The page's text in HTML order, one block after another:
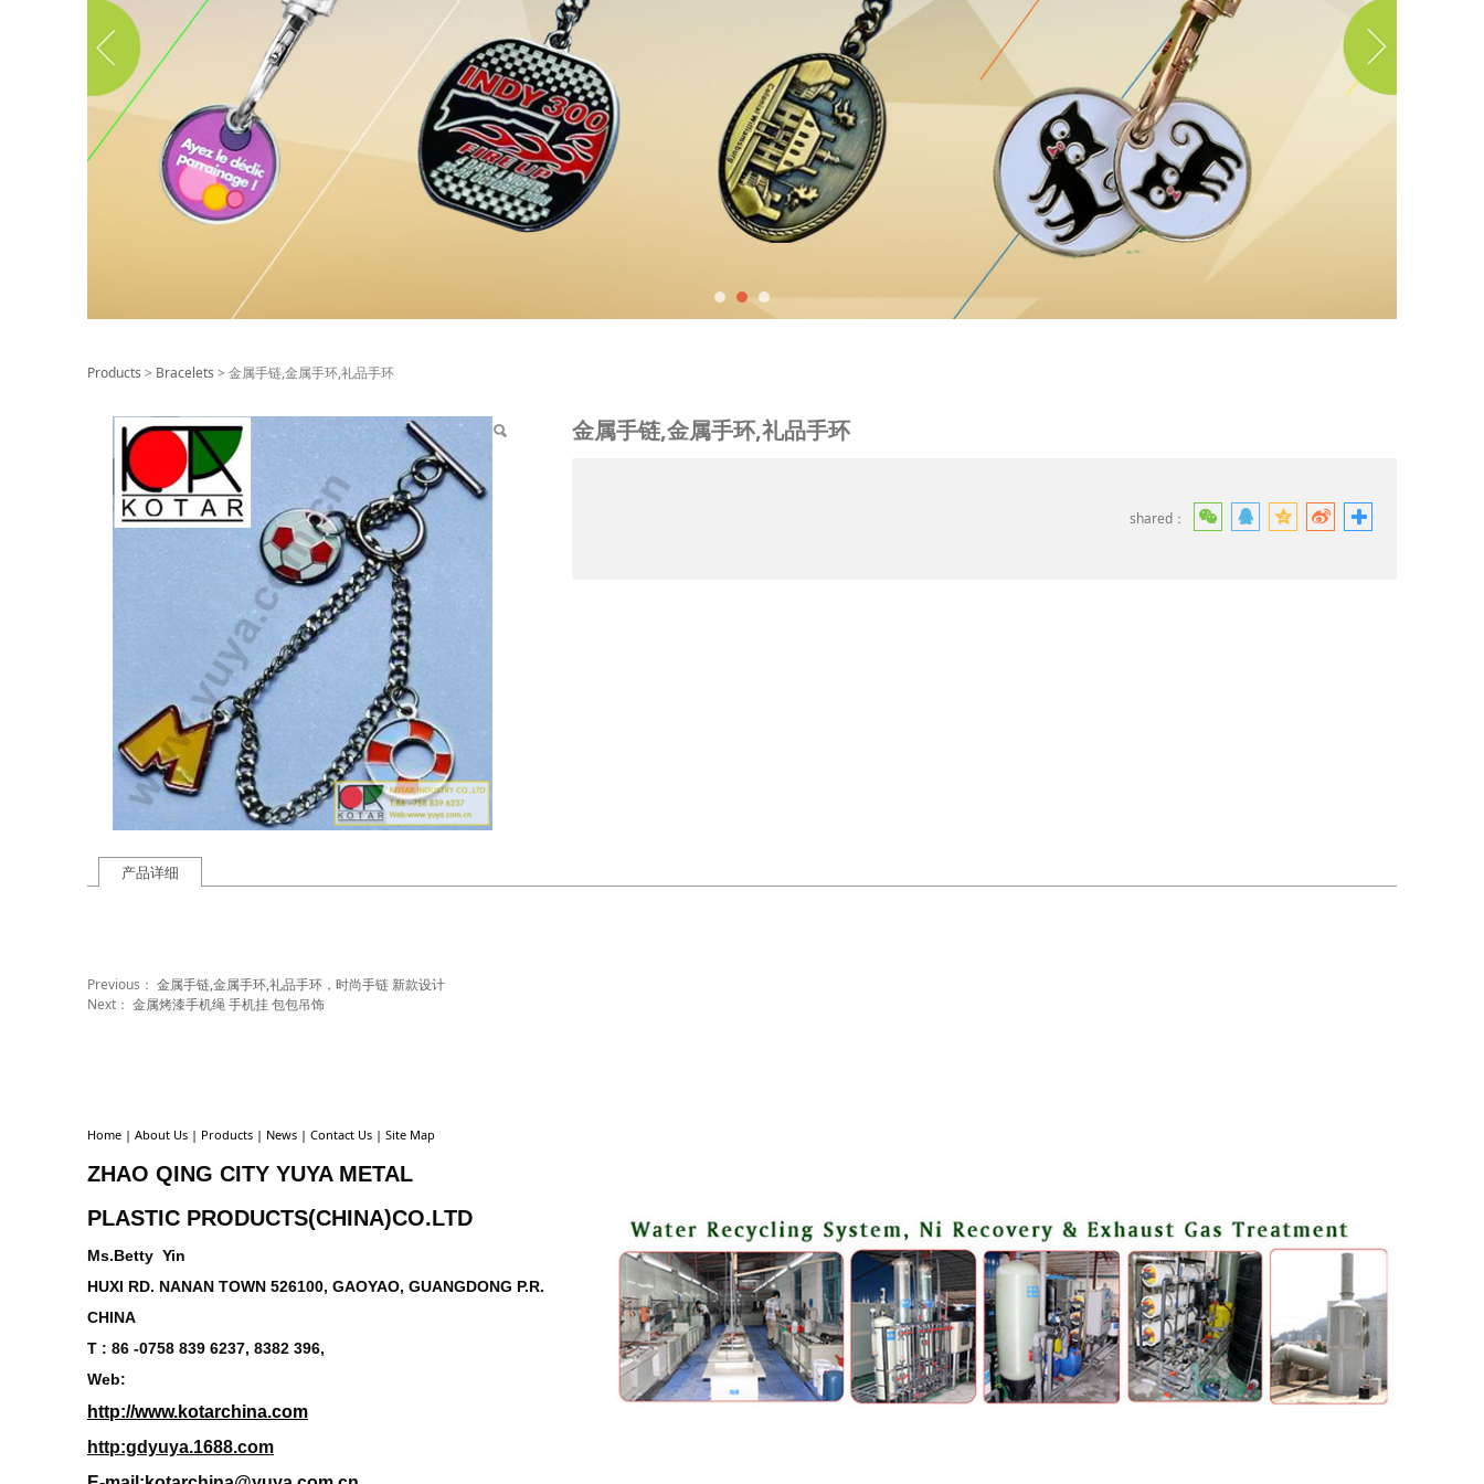
金属手链,金属手环,礼品手环
Products > Bracelets > 金属手链,金属手环,礼品手环
金属手链,金属手环,礼品手环
shared：
产品详细
Previous： 金属手链,金属手环,礼品手环，时尚手链 新款设计
Next： 金属烤漆手机绳 手机挂 包包吊饰
Home | About Us | Products | News | Contact Us | Site Map
ZHAO QING CITY YUYA METAL
PLASTIC PRODUCTS(CHINA)CO.LTD
Ms.Betty Yin
HUXI RD. NANAN TOWN 526100, GAOYAO, GUANGDONG P.R.
CHINA
T : 86 -0758 839 6237, 8382 396,
Web:
http://www.kotarchina.com
http:gdyuya.1688.com